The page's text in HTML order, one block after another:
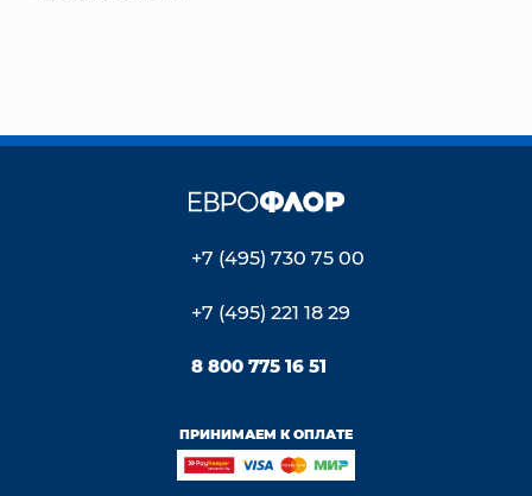
+7 (495) 730 75 00
+7 (495) 221 18 29
8 800 775 16 51
ПРИНИМАЕМ К ОПЛАТЕ